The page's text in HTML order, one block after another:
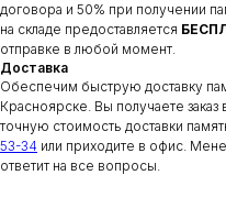
договора и 50% при получении
на складе предоставляется
отправке в любой момент.
Доставка
Обеспечим быструю доставку
Красноярске. Вы получаете
точную стоимость доставки
53-34 или приходите в офис.
ответит на все вопросы.